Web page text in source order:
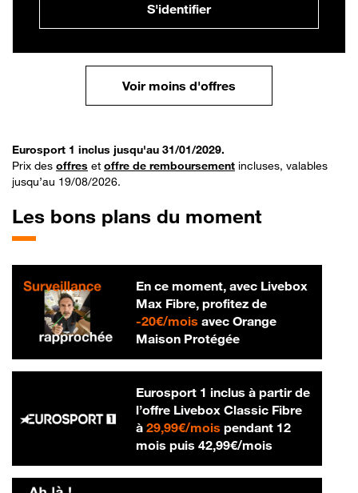
S'identifier
Voir moins d'offres
Eurosport 1 inclus jusqu'au 31/01/2029.
Prix des offres et offre de remboursement incluses, valables
jusqu’au 19/08/2026.
Les bons plans du moment
En ce moment, avec Livebox
Max Fibre, profitez de
-20€/mois20 € par mois
avec Orange
Maison Protégée
Eurosport 1 inclus à partir de
l’offre Livebox Classic Fibre
à 29,99€/mois29,99 € par mois
pendant 12
mois puis 42,99€/mois42,99 € par